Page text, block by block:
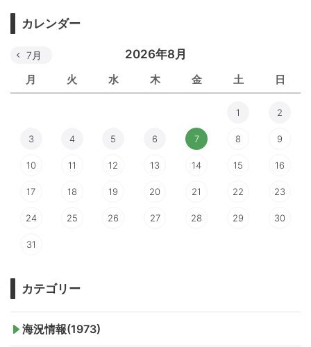
カレンダー
2026年8月
月 火 水 木 金 土 日
7月
1 2
3 4 5 6 7 8 9
10 11 12 13 14 15 16
17 18 19 20 21 22 23
24 25 26 27 28 29 30
31
カテゴリー
海況情報(1973)